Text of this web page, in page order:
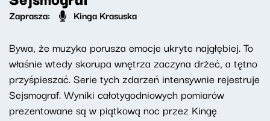
Zaprasza: Kinga Krasuska
Bywa, że muzyka porusza emocje ukryte najgłębiej. To
właśnie wtedy skorupa wnętrza zaczyna drżeć, a tętno
przyśpieszać. Serie tych zdarzeń intensywnie rejestruje
Sejsmograf. Wyniki całotygodniowych pomiarów
prezentowane są w piątkową noc przez Kingę